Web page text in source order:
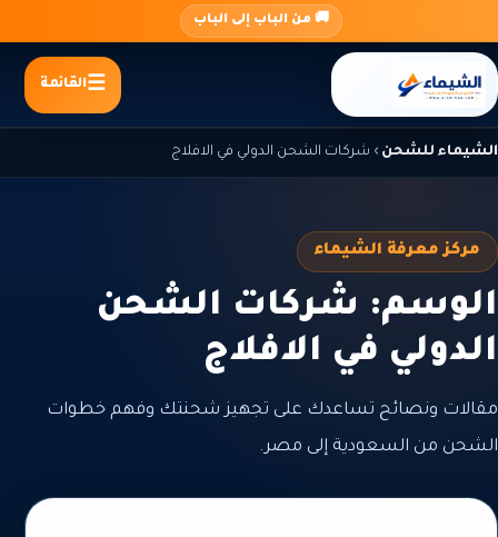
المحتوى
🚚 من الباب إلى الباب
القائمة
الشيماء للشحن › شركات الشحن الدولي في الافلاج
مركز معرفة الشيماء
الوسم: شركات الشحن
الدولي في الافلاج
مقالات ونصائح تساعدك على تجهيز شحنتك وفهم خطوات
الشحن من السعودية إلى مصر.